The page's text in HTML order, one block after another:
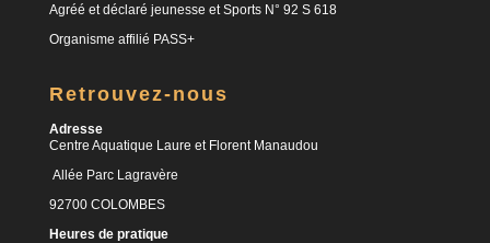
Agréé et déclaré jeunesse et Sports N° 92 S 618
Organisme affilié PASS+
Retrouvez-nous
Adresse
Centre Aquatique Laure et Florent Manaudou
Allée Parc Lagravère
92700 COLOMBES
Heures de pratique